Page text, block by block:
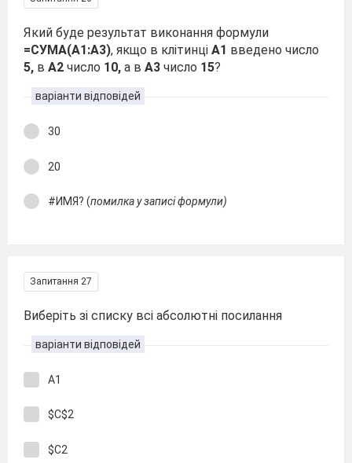
Який буде результат виконання формули
=СУМА(А1:А3), якщо в клітинці А1 введено число
5, в А2 число 10, а в А3 число 15?
варіанти відповідей
30
20
#ИМЯ? (помилка у записі формули)
Запитання 27
Виберіть зі списку всі абсолютні посилання
варіанти відповідей
А1
$C$2
$C2